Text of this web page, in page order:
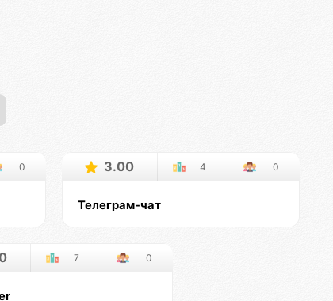
0 3.00 0
4
Телеграм-чат
0
7